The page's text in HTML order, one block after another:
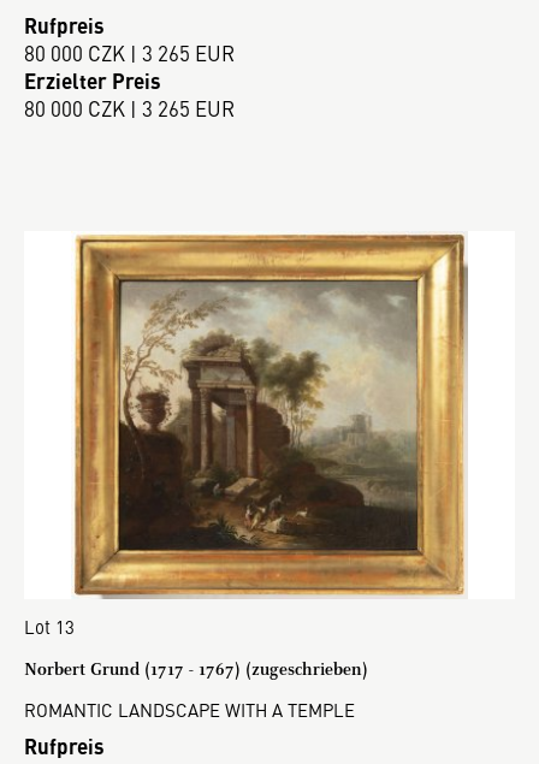
Rufpreis
80 000 CZK | 3 265 EUR
Erzielter Preis
80 000 CZK | 3 265 EUR
Lot 13
Norbert Grund (1717 - 1767) (zugeschrieben)
ROMANTIC LANDSCAPE WITH A TEMPLE
Rufpreis